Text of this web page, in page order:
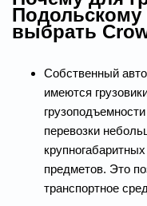
Подольскому
выбрать
Собственный
имеются
перевозки
предметов. Это
транспортное